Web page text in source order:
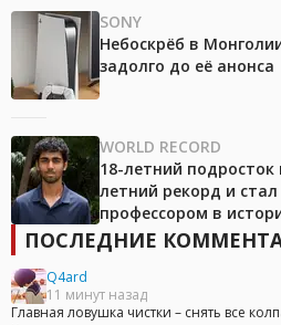
SONY
Небоскрёб в
задолго до её анонса
WORLD RECORD
18-летний
летний рекорд и
профессором в
ПОСЛЕДНИЕ
Q4ard
11 минут назад
Главная ловушка чистки – снять все